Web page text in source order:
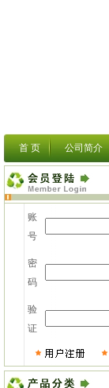
首 页 公司简介
账
号
密
码
验
证